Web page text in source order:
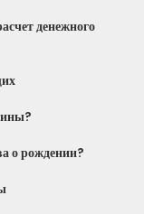
денежного
о рождении?